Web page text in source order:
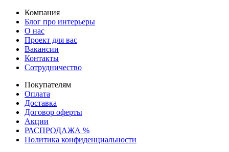
Компания
Блог про интерьеры
О нас
Проект для вас
Вакансии
Контакты
Сотрудничество
Покупателям
Оплата
Доставка
Договор оферты
Акции
РАСПРОДАЖА %
Политика конфиденциальности